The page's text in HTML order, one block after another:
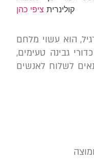
קולינריתציפי כהן
הוא עשוי מלחם
גבינה טעימים,
לשלוח לאנשים